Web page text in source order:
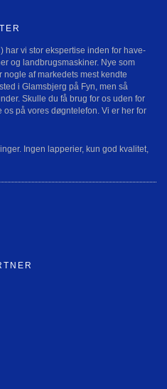
har vi stor ekspertise inden for have-
og landbrugsmaskiner. Nye som
af markedets mest kendte
i Glamsbjerg på Fyn, men så
Skulle du få brug for os uden for
på vores døgntelefon. Vi er her for
Ingen lapperier, kun god kvalitet,